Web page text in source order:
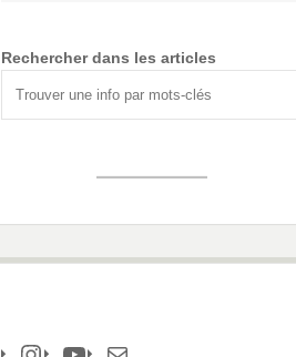
Rechercher dans les articles